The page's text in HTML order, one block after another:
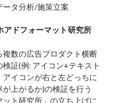
ータ分析/施策立案
アドフォーマット研究所
数の広告プロダクト横断
証(例: アイコン+テキスト
イコンが右と左どっちに
上がるか)の検証を行う
ット研究所」の立ち上げに